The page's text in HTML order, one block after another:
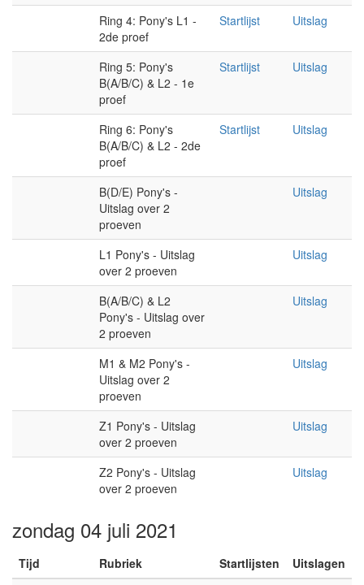
Ring 4: Pony's L1 -
2de proef
Startlijst Uitslag
Ring 5: Pony's
B(A/B/C) & L2 - 1e
proef
Startlijst Uitslag
Ring 6: Pony's
B(A/B/C) & L2 - 2de
proef
Startlijst Uitslag
B(D/E) Pony's -
Uitslag over 2
proeven
Uitslag
L1 Pony's - Uitslag
over 2 proeven
Uitslag
B(A/B/C) & L2
Pony's - Uitslag over
2 proeven
Uitslag
M1 & M2 Pony's -
Uitslag over 2
proeven
Uitslag
Z1 Pony's - Uitslag
over 2 proeven
Uitslag
Z2 Pony's - Uitslag
over 2 proeven
Uitslag
zondag 04 juli 2021
Tijd Rubriek Startlijsten
Uitslagen